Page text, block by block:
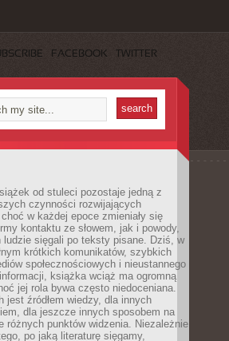
FACEBOOK TWITTER
od stuleci pozostaje jedną z
czynności rozwijających
choć w każdej epoce zmieniały się
kontaktu ze słowem, jak i powody,
ludzie sięgali po teksty pisane. Dziś, w
krótkich komunikatów, szybkich
społecznościowych i nieustannego
informacji, książka wciąż ma ogromną
jej rola bywa często niedoceniana.
jest źródłem wiedzy, dla innych
dla jeszcze innych sposobem na
różnych punktów widzenia. Niezależnie
po jaką literaturę sięgamy,